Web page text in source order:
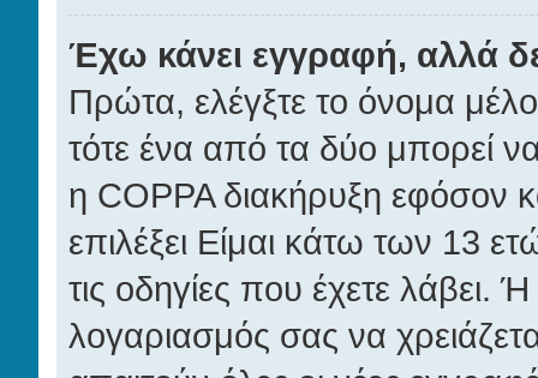
Έχω κάνει εγγραφή, αλλά
Πρώτα, ελέγξτε το όνομα
τότε ένα από τα δύο μπορεί
η COPPA διακήρυξη εφόσον
επιλέξει Είμαι κάτω των 13
τις οδηγίες που έχετε λάβει.
λογαριασμός σας να